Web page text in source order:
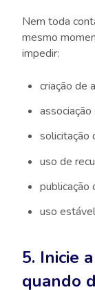
Nem toda
mesmo
impedir:
criação de
solicitação
uso de
publicação
uso
5. Inicie
quando